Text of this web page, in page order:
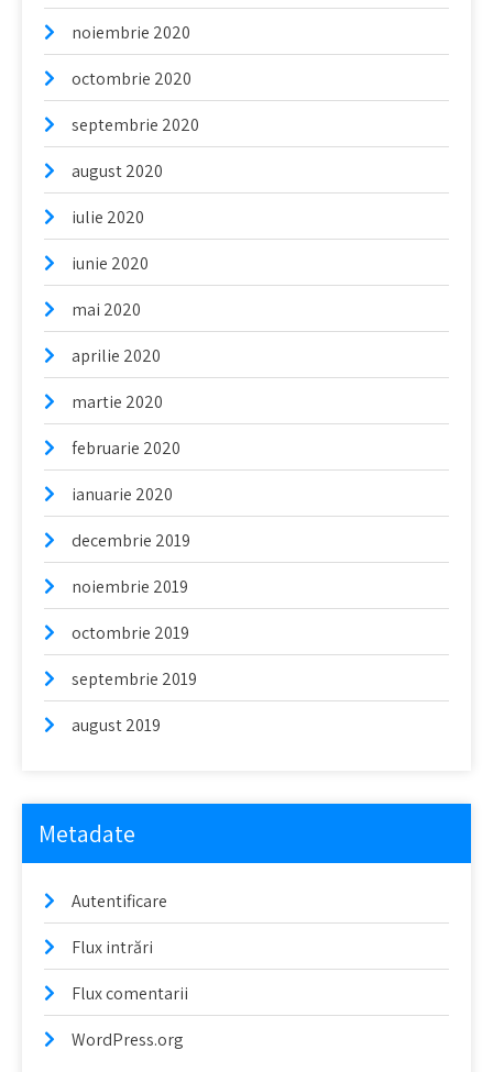
noiembrie 2020
octombrie 2020
septembrie 2020
august 2020
iulie 2020
iunie 2020
mai 2020
aprilie 2020
martie 2020
februarie 2020
ianuarie 2020
decembrie 2019
noiembrie 2019
octombrie 2019
septembrie 2019
august 2019
Metadate
Autentificare
Flux intrări
Flux comentarii
WordPress.org